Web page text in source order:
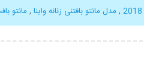
, مدل مانتو بافتنی زنانه واینا , مانتو